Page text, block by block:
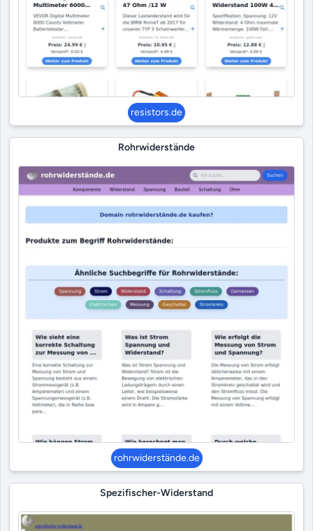
resistors.de
Rohrwiderstände
rohrwiderstände.de
Spezifischer-Widerstand